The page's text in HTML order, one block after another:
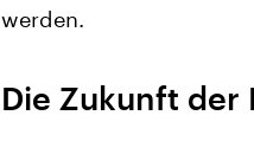
werden.
Die Zukunft